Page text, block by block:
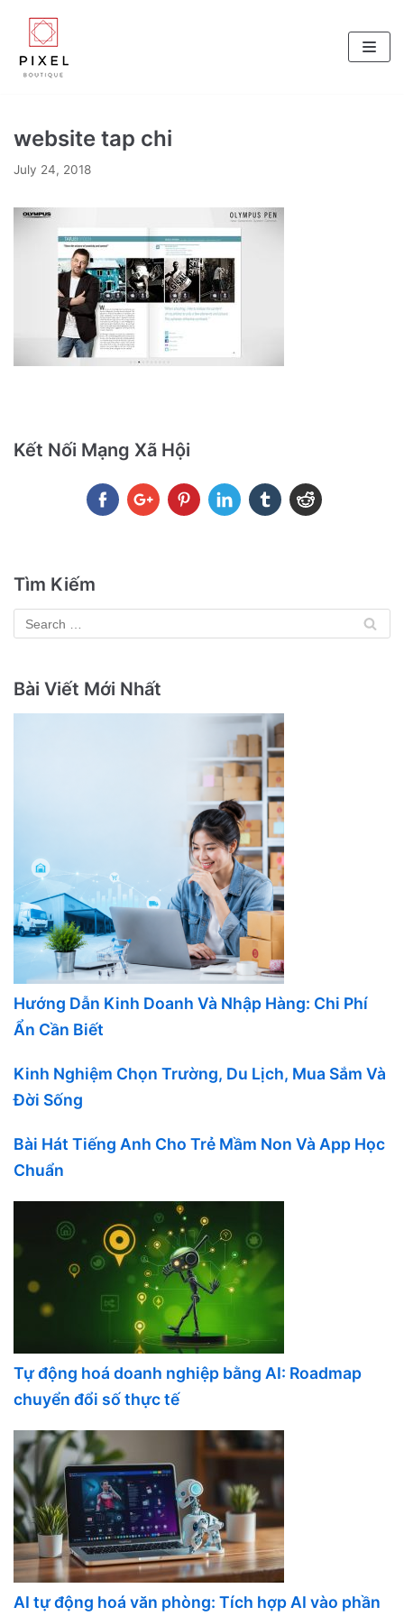
Skip
to
content
website tap chi
July 24, 2018
Kết Nối Mạng Xã Hội
Tìm Kiếm
Bài Viết Mới Nhất
Hướng Dẫn Kinh Doanh Và Nhập Hàng: Chi Phí
Ẩn Cần Biết
Kinh Nghiệm Chọn Trường, Du Lịch, Mua Sắm Và
Đời Sống
Bài Hát Tiếng Anh Cho Trẻ Mầm Non Và App Học
Chuẩn
Tự động hoá doanh nghiệp bằng AI: Roadmap
chuyển đổi số thực tế
AI tự động hoá văn phòng: Tích hợp AI vào phần